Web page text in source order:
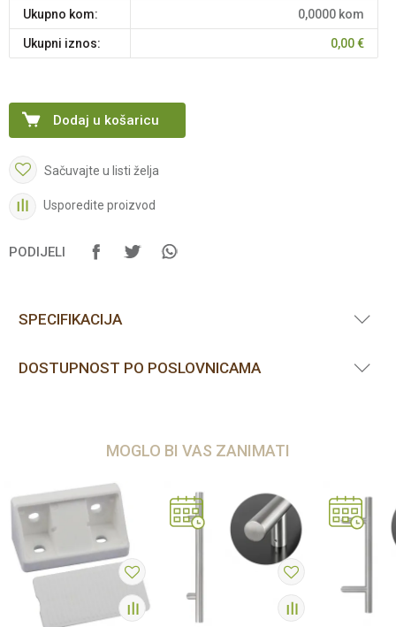
Ukupno kom: 0,0000 kom
Ukupni iznos: 0,00€
Dodaj u košaricu
Sačuvajte u listi želja
Usporedite proizvod
PODIJELI
SPECIFIKACIJA
DOSTUPNOST PO POSLOVNICAMA
MOGLO BI VAS ZANIMATI